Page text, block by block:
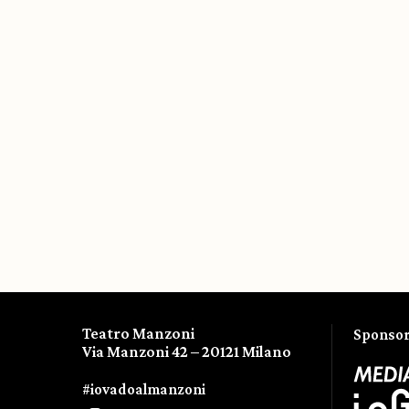
Teatro Manzoni
Via Manzoni 42 – 20121 Milano
#iovadoalmanzoni